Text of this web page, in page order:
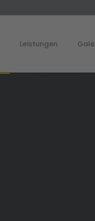
Leistungen